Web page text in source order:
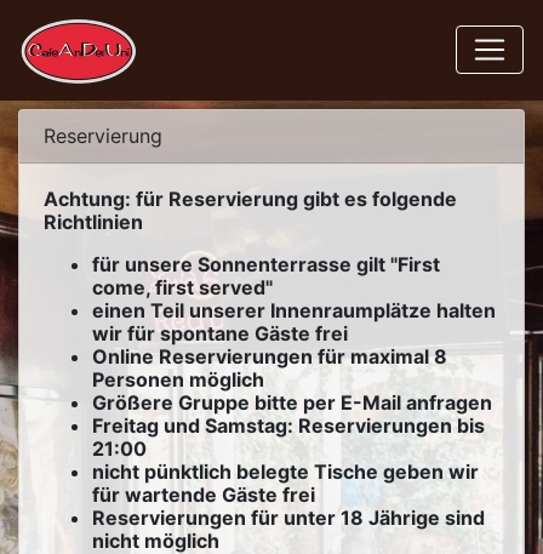
Reservierung
Achtung: für Reservierung gibt es folgende
Richtlinien
für unsere Sonnenterrasse gilt "First
come, first served"
einen Teil unserer Innenraumplätze halten
wir für spontane Gäste frei
Online Reservierungen für maximal 8
Personen möglich
Größere Gruppe bitte per E-Mail anfragen
Freitag und Samstag: Reservierungen bis
21:00
nicht pünktlich belegte Tische geben wir
für wartende Gäste frei
Reservierungen für unter 18 Jährige sind
nicht möglich